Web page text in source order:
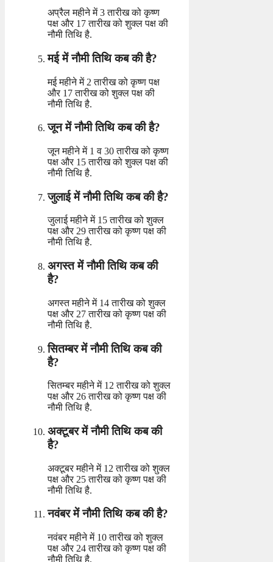
अप्रैल महीने में 3 तारीख को कृष्ण
पक्ष और 17 तारीख को शुक्ल पक्ष की
नौमी तिथि है.
मई में नौमी तिथि कब की है?
मई महीने में 2 तारीख को कृष्ण पक्ष
और 17 तारीख को शुक्ल पक्ष की
नौमी तिथि है.
जून में नौमी तिथि कब की है?
जून महीने में 1 व 30 तारीख को कृष्ण
पक्ष और 15 तारीख को शुक्ल पक्ष की
नौमी तिथि है.
जुलाई में नौमी तिथि कब की है?
जुलाई महीने में 15 तारीख को शुक्ल
पक्ष और 29 तारीख को कृष्ण पक्ष की
नौमी तिथि है.
अगस्त में नौमी तिथि कब की
है?
अगस्त महीने में 14 तारीख को शुक्ल
पक्ष और 27 तारीख को कृष्ण पक्ष की
नौमी तिथि है.
सितम्बर में नौमी तिथि कब की
है?
सितम्बर महीने में 12 तारीख को शुक्ल
पक्ष और 26 तारीख को कृष्ण पक्ष की
नौमी तिथि है.
अक्टूबर में नौमी तिथि कब की
है?
अक्टूबर महीने में 12 तारीख को शुक्ल
पक्ष और 25 तारीख को कृष्ण पक्ष की
नौमी तिथि है.
नवंबर में नौमी तिथि कब की है?
नवंबर महीने में 10 तारीख को शुक्ल
पक्ष और 24 तारीख को कृष्ण पक्ष की
नौमी तिथि है.